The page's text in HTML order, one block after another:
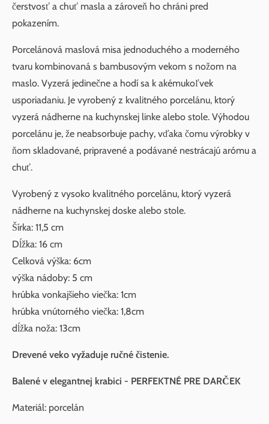
čerstvosť a chuť masla a zároveň ho chráni pred
pokazením.
Porcelánová maslová misa jednoduchého a moderného
tvaru kombinovaná s bambusovým vekom s nožom na
maslo. Vyzerá jedinečne a hodí sa k akémukoľvek
usporiadaniu. Je vyrobený z kvalitného porcelánu, ktorý
vyzerá nádherne na kuchynskej linke alebo stole. Výhodou
porcelánu je, že neabsorbuje pachy, vďaka čomu výrobky v
ňom skladované, pripravené a podávané nestrácajú arómu a
chuť.
Vyrobený z vysoko kvalitného porcelánu, ktorý vyzerá
nádherne na kuchynskej doske alebo stole.
Šírka: 11,5 cm
Dĺžka: 16 cm
Celková výška: 6cm
výška nádoby: 5 cm
hrúbka vonkajšieho viečka: 1cm
hrúbka vnútorného viečka: 1,8cm
dĺžka noža: 13cm
Drevené veko vyžaduje ručné čistenie.
Balené v elegantnej krabici - PERFEKTNÉ PRE DARČEK
Materiál: porcelán